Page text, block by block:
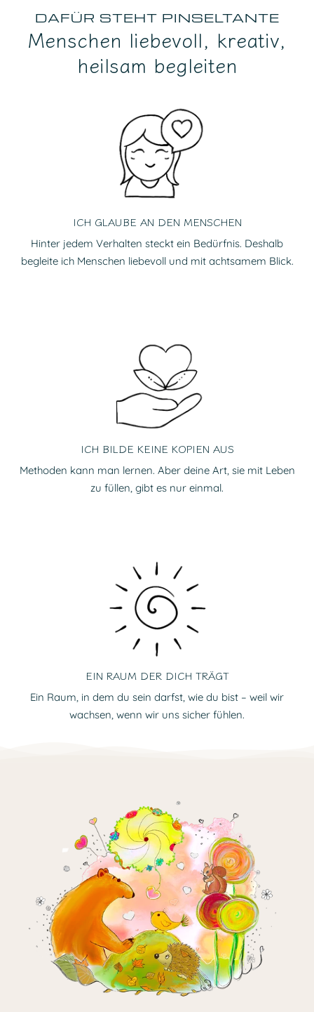
DAFÜR STEHT PINSELTANTE
Menschen liebevoll, kreativ,
heilsam begleiten
ICH GLAUBE AN DEN MENSCHEN
Hinter jedem Verhalten steckt ein Bedürfnis. Deshalb
begleite ich Menschen liebevoll und mit achtsamem Blick.
ICH BILDE KEINE KOPIEN AUS
Methoden kann man lernen. Aber deine Art, sie mit Leben
zu füllen, gibt es nur einmal.
EIN RAUM DER DICH TRÄGT
Ein Raum, in dem du sein darfst, wie du bist – weil wir
wachsen, wenn wir uns sicher fühlen.